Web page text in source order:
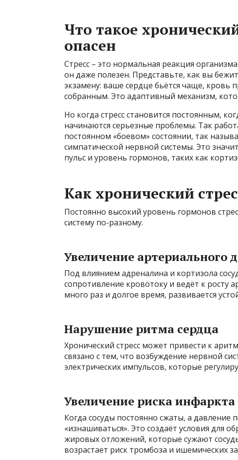
Что такое
опасен
Стресс – это нормальная реакция
он даже полезен. Представьте, как вы
экзамену: ваше сердце бьётся чаще,
собранным. Это адаптивный механизм,
Но когда стресс становится постоянным,
начинаются серьезные проблемы. Так
постоянном «боевом» состоянии, так
симпатической нервной системы. Это
пульс и уровень гормонов, таких как
Как хронический
Постоянно высокий уровень гормонов
систему по-разному.
Увеличение артериального
Под влиянием адреналина и кортизола
сопротивление кровотоку и ведёт к росту
много раз и долгое время, развивается
Нарушение ритма сердца
Хронический стресс может привести к
связано с тем, что возбуждение нервной
электрических импульсов, которые
Увеличение риска инфаркта
Когда сосуды постоянно сжаты, а
«изнашиваться». Это создаёт условия для
жировых отложений, которые сужают
возрастает риск тромбоза и ишемических